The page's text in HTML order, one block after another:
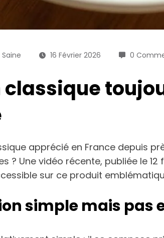
16 Février 2026 0
classique
apprécié en France depuis
? Une vidéo récente, publiée le
sur ce produit
simple mais pas